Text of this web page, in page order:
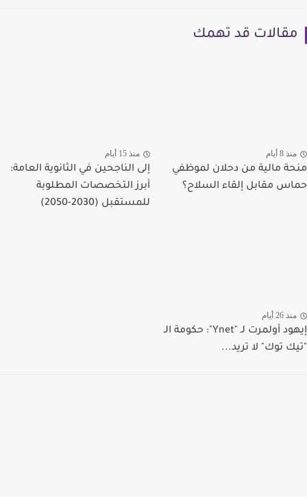
مقالات قد تهمك
منذ 8 أيام
منحة مالية من دحلان لموظفي
حماس مقابل إلقاء السلاح؟
منذ 15 أيام
إلى الناجحين في الثانوية العامة:
أبرز التخصصات المطلوبة
للمستقبل (2030-2050)
منذ 26 أيام
إيهود أولمرت لـ "Ynet": حكومة الـ
"تيك توك" لا تريد...